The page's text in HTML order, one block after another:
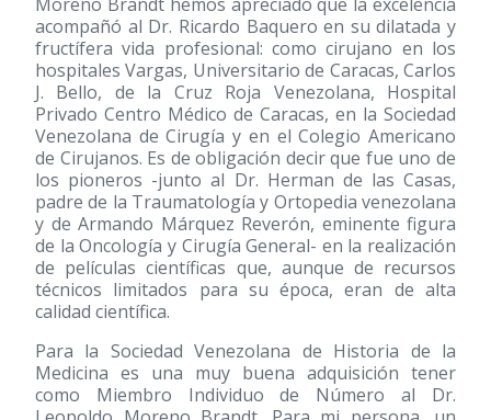
acompañó al Dr. Ricardo Baquero en su dilatada y
fructífera vida profesional: como cirujano en los
hospitales Vargas, Universitario de Caracas, Carlos
J. Bello, de la Cruz Roja Venezolana, Hospital
Privado Centro Médico de Caracas, en la Sociedad
Venezolana de Cirugía y en el Colegio Americano
de Cirujanos. Es de obligación decir que fue uno de
los pioneros -junto al Dr. Herman de las Casas,
padre de la Traumatología y Ortopedia venezolana
y de Armando Márquez Reverón, eminente figura
de la Oncología y Cirugía General- en la realización
de películas científicas que, aunque de recursos
técnicos limitados para su época, eran de alta
calidad científica.
Para la Sociedad Venezolana de Historia de la
Medicina es una muy buena adquisición tener
como Miembro Individuo de Número al Dr.